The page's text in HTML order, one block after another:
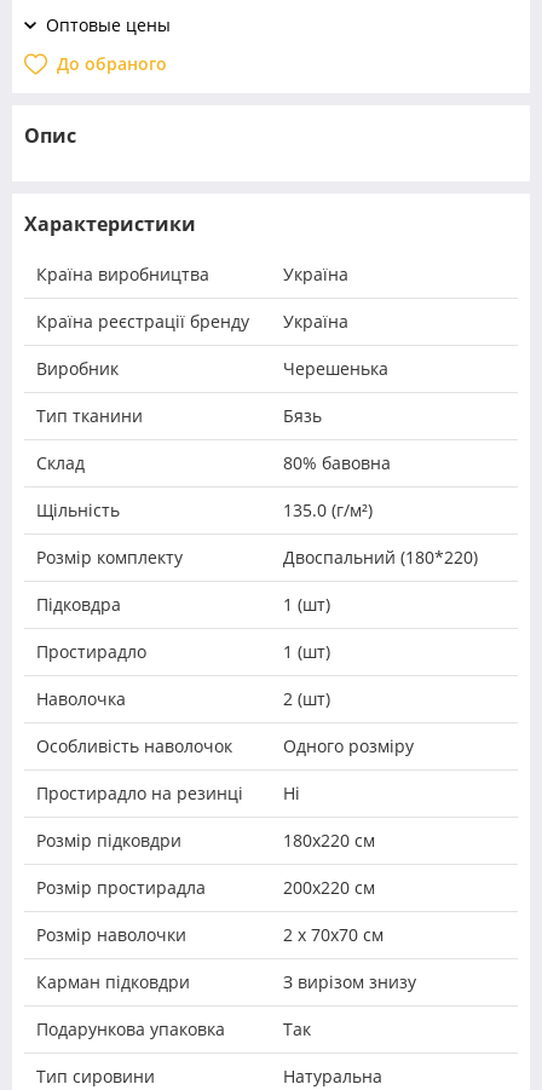
Оптовые цены
До обраного
Опис
Характеристики
Країна виробництва Україна
Країна реєстрації бренду Україна
Виробник Черешенька
Тип тканини Бязь
Склад 80% бавовна
Щільність 135.0 (г/м²)
Розмір комплекту Двоспальний (180*220)
Підковдра 1 (шт)
Простирадло 1 (шт)
Наволочка 2 (шт)
Особливість наволочок Одного розміру
Простирадло на резинці Ні
Розмір підковдри 180х220 см
Розмір простирадла 200х220 см
Розмір наволочки 2 х 70х70 см
Карман підковдри З вирізом знизу
Подарункова упаковка Так
Тип сировини Натуральна